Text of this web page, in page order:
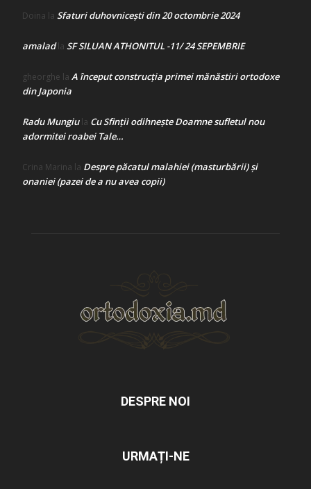
Doina la Sfaturi duhovnicești din 20 octombrie 2024
amaladla SF SILUAN ATHONITUL -11/ 24 SEPEMBRIE
gheorghe la A început construcţia primei mănăstiri ortodoxe
din Japonia
Radu Mungiula Cu Sfinții odihnește Doamne sufletul nou
adormitei roabei Tale…
Crina Marina la Despre păcatul malahiei (masturbării) şi
onaniei (pazei de a nu avea copii)
DESPRE NOI
URMAȚI-NE